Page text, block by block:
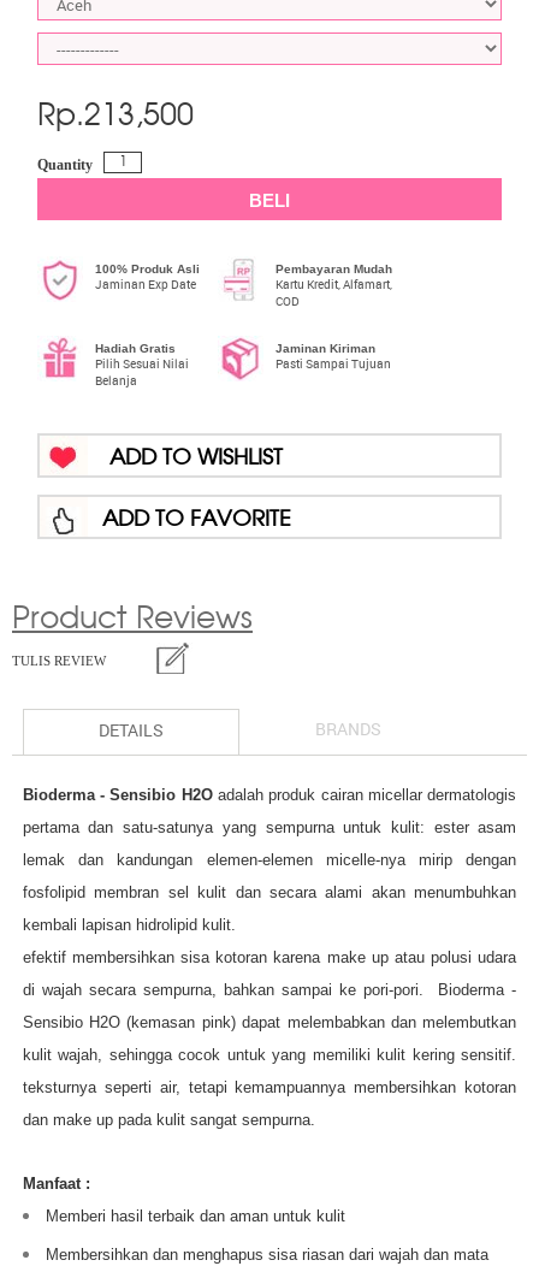
Rp.213,500
Quantity
BELI
100% Produk Asli
Jaminan Exp Date
Pembayaran Mudah
Kartu Kredit, Alfamart,
COD
Hadiah Gratis
Pilih Sesuai Nilai
Belanja
Jaminan Kiriman
Pasti Sampai Tujuan
ADD TO WISHLIST
ADD TO FAVORITE
Product Reviews
TULIS REVIEW
DETAILS BRANDS
Bioderma - Sensibio H2Oadalah produk cairan micellar dermatologis
pertama dan satu-satunya yang sempurna untuk kulit: ester asam
lemak dan kandungan elemen-elemen micelle-nya mirip dengan
fosfolipid membran sel kulit dan secara alami akan menumbuhkan
kembali lapisan hidrolipid kulit.
efektif membersihkan sisa kotoran karena make up atau polusi udara
di wajah secara sempurna, bahkan sampai ke pori-pori. Bioderma -
Sensibio H2O (kemasan pink) dapat melembabkan dan melembutkan
kulit wajah, sehingga cocok untuk yang memiliki kulit kering sensitif.
teksturnya seperti air, tetapi kemampuannya membersihkan kotoran
dan make up pada kulit sangat sempurna.
Manfaat :
Memberi hasil terbaik dan aman untuk kulit
Membersihkan dan menghapus sisa riasan dari wajah dan mata